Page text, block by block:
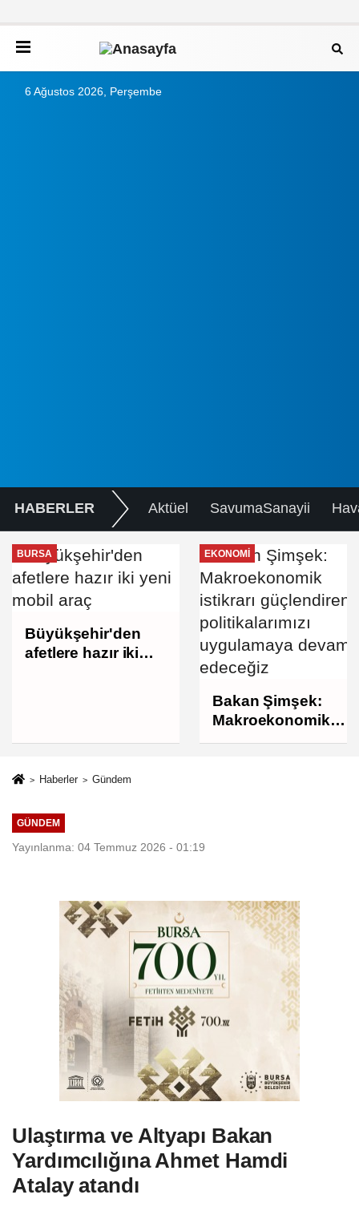
6 Ağustos 2026, Perşembe
HABERLER Aktüel SavumaSanayii
BURSA
Büyükşehir'den
afetlere hazır iki
EKONOMI
Bakan Şimşek:
Makroekonomik
istikrarı
Haberler Gündem
GÜNDEM
Yayınlanma: 04 Temmuz 2026 - 01:19
Ulaştırma ve Altyapı Bakan
Yardımcılığına Ahmet Hamdi
Atalay atandı